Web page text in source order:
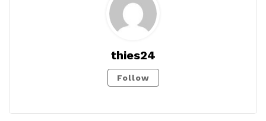
thies24
Follow